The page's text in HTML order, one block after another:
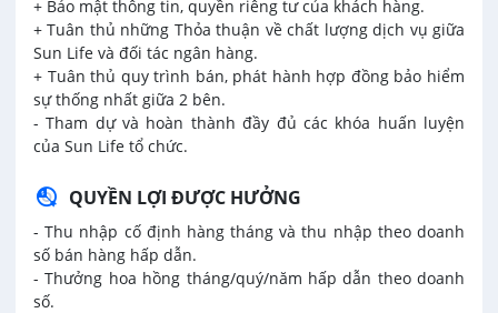
+ Bảo mật thông tin, quyền riêng tư của khách hàng.
+ Tuân thủ những Thỏa thuận về chất lượng dịch vụ giữa
Sun Life và đối tác ngân hàng.
+ Tuân thủ quy trình bán, phát hành hợp đồng bảo hiểm
sự thống nhất giữa 2 bên.
- Tham dự và hoàn thành đầy đủ các khóa huấn luyện
của Sun Life tổ chức.
QUYỀN LỢI ĐƯỢC HƯỞNG
- Thu nhập cố định hàng tháng và thu nhập theo doanh
số bán hàng hấp dẫn.
- Thưởng hoa hồng tháng/quý/năm hấp dẫn theo doanh
số.